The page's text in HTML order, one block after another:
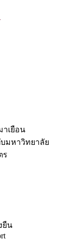
เยือน
มหาวิทยาลัย
ร
ยืน